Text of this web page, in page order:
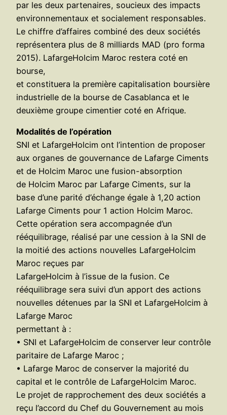
par les deux partenaires, soucieux des impacts
environnementaux et socialement responsables.
Le chiffre d’affaires combiné des deux sociétés
représentera plus de 8 milliards MAD (pro forma
2015). LafargeHolcim Maroc restera coté en
bourse,
et constituera la première capitalisation boursière
industrielle de la bourse de Casablanca et le
deuxième groupe cimentier coté en Afrique.
Modalités de l’opération
SNI et LafargeHolcim ont l’intention de proposer
aux organes de gouvernance de Lafarge Ciments
et de Holcim Maroc une fusion-absorption
de Holcim Maroc par Lafarge Ciments, sur la
base d’une parité d’échange égale à 1,20 action
Lafarge Ciments pour 1 action Holcim Maroc.
Cette opération sera accompagnée d’un
rééquilibrage, réalisé par une cession à la SNI de
la moitié des actions nouvelles LafargeHolcim
Maroc reçues par
LafargeHolcim à l’issue de la fusion. Ce
rééquilibrage sera suivi d’un apport des actions
nouvelles détenues par la SNI et LafargeHolcim à
Lafarge Maroc
permettant à :
• SNI et LafargeHolcim de conserver leur contrôle
paritaire de Lafarge Maroc ;
• Lafarge Maroc de conserver la majorité du
capital et le contrôle de LafargeHolcim Maroc.
Le projet de rapprochement des deux sociétés a
reçu l’accord du Chef du Gouvernement au mois